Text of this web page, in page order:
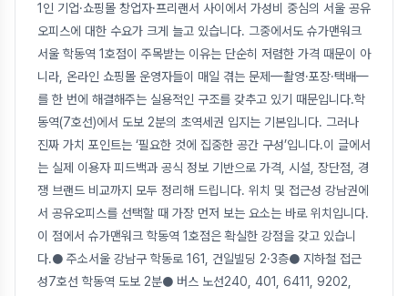
1인 기업·쇼핑몰 창업자·프리랜서 사이에서 가성비 중심의 서울 공유
오피스에 대한 수요가 크게 늘고 있습니다. 그중에서도 슈가맨워크
서울 학동역 1호점이 주목받는 이유는 단순히 저렴한 가격 때문이 아
니라, 온라인 쇼핑몰 운영자들이 매일 겪는 문제—촬영·포장·택배—
를 한 번에 해결해주는 실용적인 구조를 갖추고 있기 때문입니다.학
동역(7호선)에서 도보 2분의 초역세권 입지는 기본입니다. 그러나
진짜 가치 포인트는 ‘필요한 것에 집중한 공간 구성’입니다.이 글에서
는 실제 이용자 피드백과 공식 정보 기반으로 가격, 시설, 장단점, 경
쟁 브랜드 비교까지 모두 정리해 드립니다. 위치 및 접근성 강남권에
서 공유오피스를 선택할 때 가장 먼저 보는 요소는 바로 위치입니다.
이 점에서 슈가맨워크 학동역 1호점은 확실한 강점을 갖고 있습니
다.● 주소서울 강남구 학동로 161, 건일빌딩 2·3층● 지하철 접근
성7호선 학동역 도보 2분● 버스 노선240, 401, 6411, 9202,